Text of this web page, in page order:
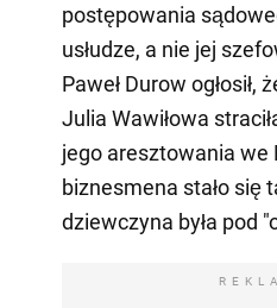
postępowania
usłudze, a nie jej
Paweł Durow ogłosił,
Julia Wawiłowa
jego aresztowania we
biznesmena stało się
dziewczyna była pod